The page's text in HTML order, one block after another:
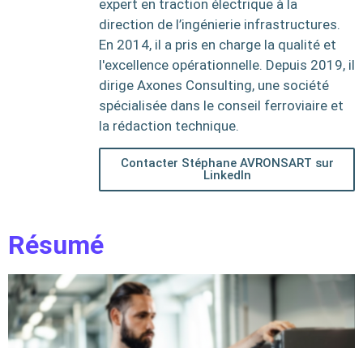
expert en traction électrique à la
direction de l’ingénierie infrastructures.
En 2014, il a pris en charge la qualité et
l'excellence opérationnelle. Depuis 2019, il
dirige Axones Consulting, une société
spécialisée dans le conseil ferroviaire et
la rédaction technique.
Contacter Stéphane AVRONSART sur
LinkedIn
Résumé